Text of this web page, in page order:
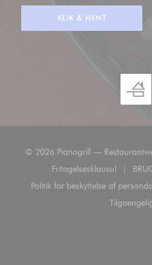
KLIK & HENT
© 2026 Pianogrill —
Fritagelsesklausul
((åbner i et nyt
Politik for beskyttelse af
((åbner i et